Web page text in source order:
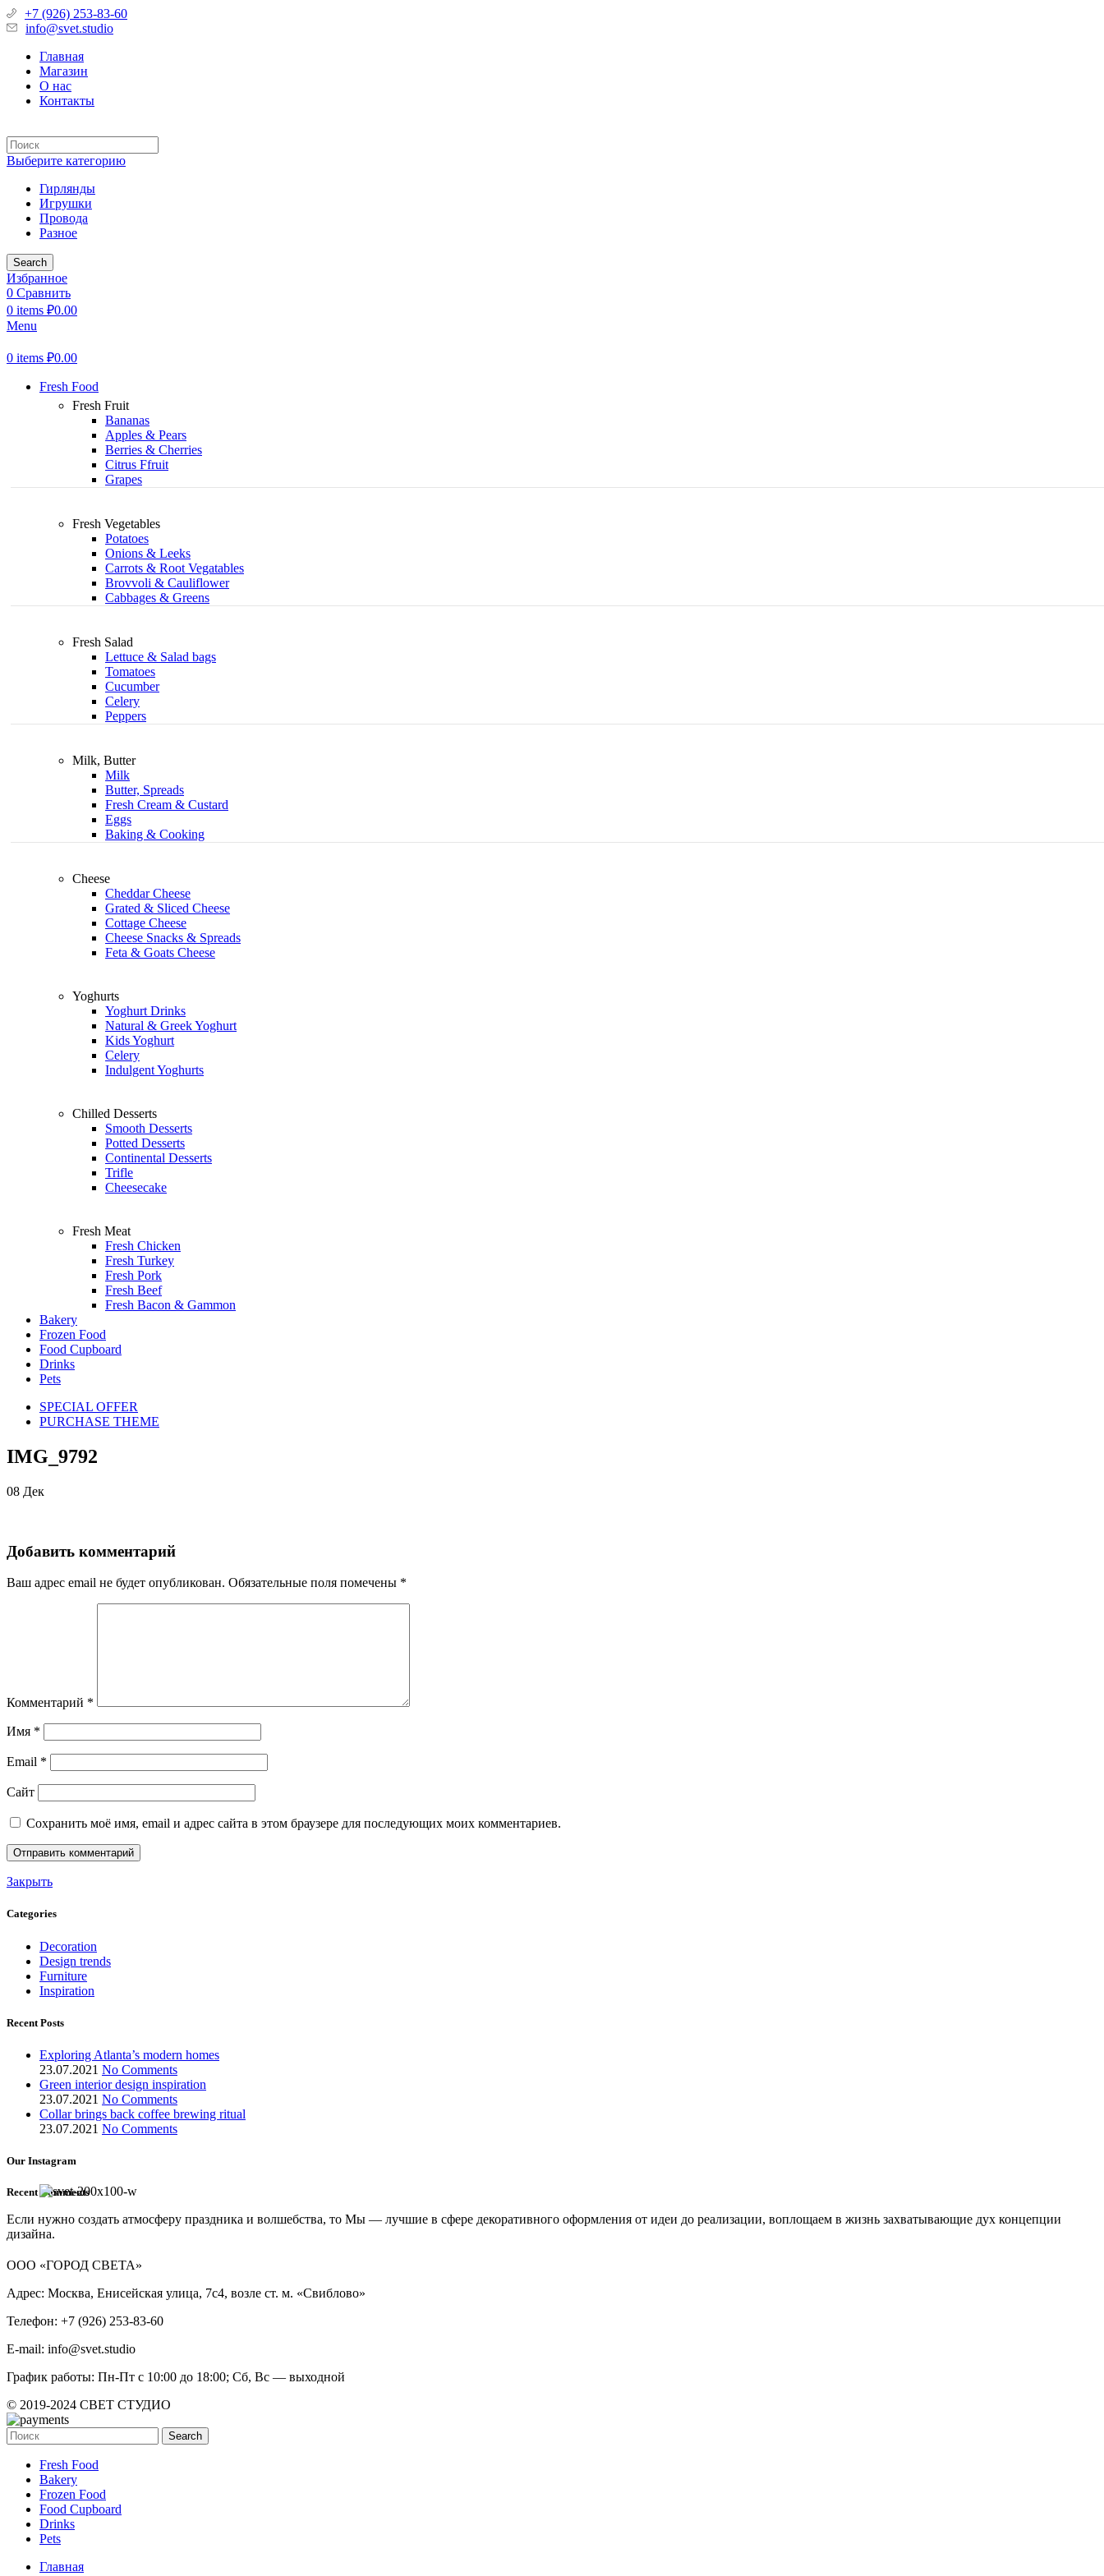
+7 (926) 253-83-60
info@svet.studio
Главная
Магазин
О нас
Контакты
Выберите категорию
Гирлянды
Игрушки
Провода
Разное
Search
Избранное
0 Сравнить
0 items ₽0.00
Menu
0 items ₽0.00
Fresh Food
Fresh Fruit
Bananas
Apples & Pears
Berries & Cherries
Citrus Ffruit
Grapes
Fresh Vegetables
Potatoes
Onions & Leeks
Carrots & Root Vegatables
Brovvoli & Cauliflower
Cabbages & Greens
Fresh Salad
Lettuce & Salad bags
Tomatoes
Cucumber
Celery
Peppers
Milk, Butter
Milk
Butter, Spreads
Fresh Cream & Custard
Eggs
Baking & Cooking
Cheese
Cheddar Cheese
Grated & Sliced Cheese
Cottage Cheese
Cheese Snacks & Spreads
Feta & Goats Cheese
Yoghurts
Yoghurt Drinks
Natural & Greek Yoghurt
Kids Yoghurt
Celery
Indulgent Yoghurts
Chilled Desserts
Smooth Desserts
Potted Desserts
Continental Desserts
Trifle
Cheesecake
Fresh Meat
Fresh Chicken
Fresh Turkey
Fresh Pork
Fresh Beef
Fresh Bacon & Gammon
Bakery
Frozen Food
Food Cupboard
Drinks
Pets
SPECIAL OFFER
PURCHASE THEME
IMG_9792
08 Дек
Добавить комментарий
Ваш адрес email не будет опубликован. Обязательные поля помечены *
Комментарий *
Имя *
Email *
Сайт
Сохранить моё имя, email и адрес сайта в этом браузере для последующих моих комментариев.
Закрыть
Categories
Decoration
Design trends
Furniture
Inspiration
Recent Posts
Exploring Atlanta’s modern homes
23.07.2021 No Comments
Green interior design inspiration
23.07.2021 No Comments
Collar brings back coffee brewing ritual
23.07.2021 No Comments
Our Instagram
Recent Comments
Если нужно создать атмосферу праздника и волшебства, то Мы — лучшие в сфере декоративного оформления от идеи до реализации, воплощаем в жизнь захватывающие дух концепции
дизайна.
ООО «ГОРОД СВЕТА»
Адрес: Москва, Енисейская улица, 7с4, возле ст. м. «Свиблово»
Телефон: +7 (926) 253-83-60
E-mail: info@svet.studio
График работы: Пн-Пт с 10:00 до 18:00; Сб, Вс — выходной
© 2019-2024 СВЕТ СТУДИО
Search
Fresh Food
Bakery
Frozen Food
Food Cupboard
Drinks
Pets
Главная